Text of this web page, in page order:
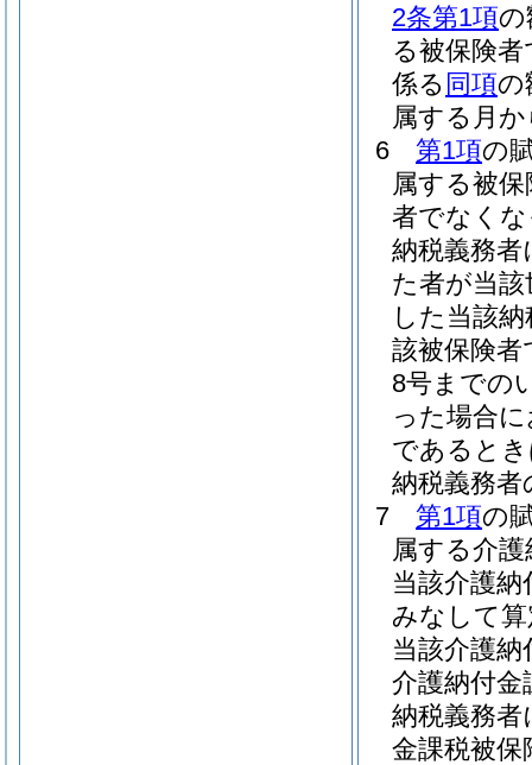
2条第1項の
る被保険
係る 同項の
属する月
6
第1項の
属する被
者でなく
納税義務者
た者が当
した当該
該被保険
8号までの
った場合
であると
納税義務
7
第1項の
属する介
当該介護
みなして
当該介護
介護納付
納税義務者
金課税被